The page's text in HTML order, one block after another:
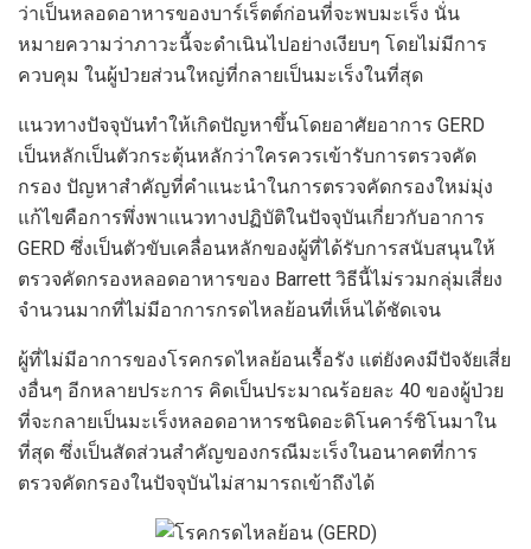
ว่าเป็นหลอดอาหารของบาร์เร็ตต์ก่อนที่จะพบมะเร็ง นั่น
หมายความว่าภาวะนี้จะดำเนินไปอย่างเงียบๆ โดยไม่มีการ
ควบคุม ในผู้ป่วยส่วนใหญ่ที่กลายเป็นมะเร็งในที่สุด
แนวทางปัจจุบันทำให้เกิดปัญหาขึ้นโดยอาศัยอาการ GERD
เป็นหลักเป็นตัวกระตุ้นหลักว่าใครควรเข้ารับการตรวจคัด
กรอง ปัญหาสำคัญที่คำแนะนำในการตรวจคัดกรองใหม่มุ่ง
แก้ไขคือการพึ่งพาแนวทางปฏิบัติในปัจจุบันเกี่ยวกับอาการ
GERD ซึ่งเป็นตัวขับเคลื่อนหลักของผู้ที่ได้รับการสนับสนุนให้
ตรวจคัดกรองหลอดอาหารของ Barrett วิธีนี้ไม่รวมกลุ่มเสี่ยง
จำนวนมากที่ไม่มีอาการกรดไหลย้อนที่เห็นได้ชัดเจน
ผู้ที่ไม่มีอาการของโรคกรดไหลย้อนเรื้อรัง แต่ยังคงมีปัจจัยเสี่ย
งอื่นๆ อีกหลายประการ คิดเป็นประมาณร้อยละ 40 ของผู้ป่วย
ที่จะกลายเป็นมะเร็งหลอดอาหารชนิดอะดิโนคาร์ซิโนมาใน
ที่สุด ซึ่งเป็นสัดส่วนสำคัญของกรณีมะเร็งในอนาคตที่การ
ตรวจคัดกรองในปัจจุบันไม่สามารถเข้าถึงได้